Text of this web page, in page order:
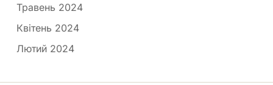
Травень 2024
Квітень 2024
Лютий 2024